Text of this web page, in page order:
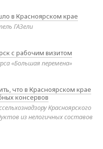
в Красноярском крае
ГАЗели
с рабочим визитом
«Большая перемена»
что в Красноярском крае
консервов
Красноярского
из нелогичных составов